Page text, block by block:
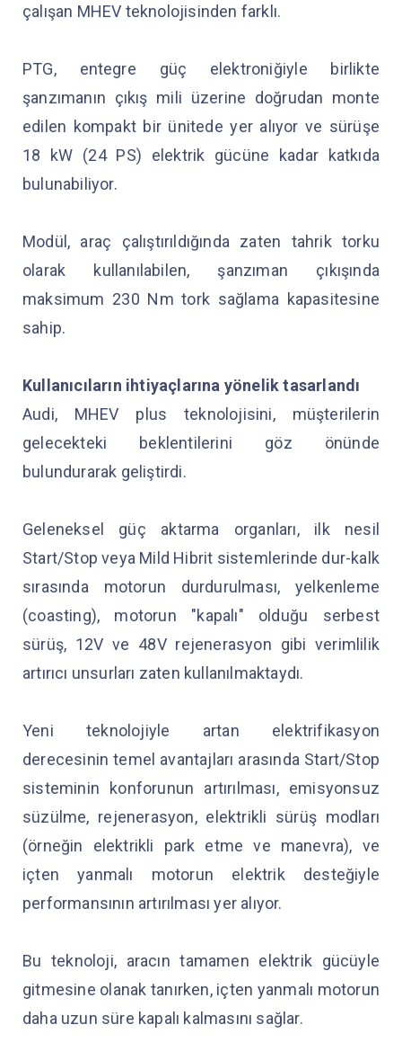
çalışan MHEV teknolojisinden farklı.
PTG, entegre güç elektroniğiyle birlikte
şanzımanın çıkış mili üzerine doğrudan monte
edilen kompakt bir ünitede yer alıyor ve sürüşe
18 kW (24 PS) elektrik gücüne kadar katkıda
bulunabiliyor.
Modül, araç çalıştırıldığında zaten tahrik torku
olarak kullanılabilen, şanzıman çıkışında
maksimum 230 Nm tork sağlama kapasitesine
sahip.
Kullanıcıların ihtiyaçlarına yönelik tasarlandı
Audi, MHEV plus teknolojisini, müşterilerin
gelecekteki beklentilerini göz önünde
bulundurarak geliştirdi.
Geleneksel güç aktarma organları, ilk nesil
Start/Stop veya Mild Hibrit sistemlerinde dur-kalk
sırasında motorun durdurulması, yelkenleme
(coasting), motorun "kapalı" olduğu serbest
sürüş, 12V ve 48V rejenerasyon gibi verimlilik
artırıcı unsurları zaten kullanılmaktaydı.
Yeni teknolojiyle artan elektrifikasyon
derecesinin temel avantajları arasında Start/Stop
sisteminin konforunun artırılması, emisyonsuz
süzülme, rejenerasyon, elektrikli sürüş modları
(örneğin elektrikli park etme ve manevra), ve
içten yanmalı motorun elektrik desteğiyle
performansının artırılması yer alıyor.
Bu teknoloji, aracın tamamen elektrik gücüyle
gitmesine olanak tanırken, içten yanmalı motorun
daha uzun süre kapalı kalmasını sağlar.